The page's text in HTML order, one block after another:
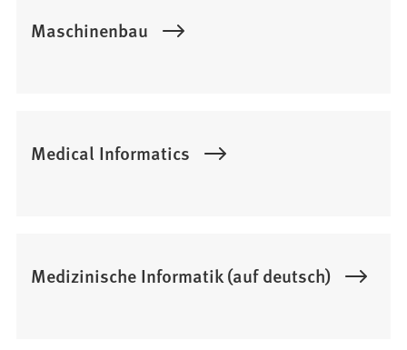
Maschinenbau
Medical Informatics
Medizinische Informatik (auf deutsch)